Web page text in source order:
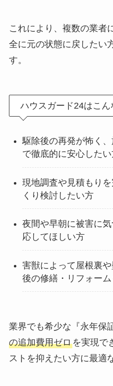
これにより、複数の業者
全に元の状態に戻したい
す。
ハウスガード24はこん
駆除後の再発が怖く、
で徹底的に安心した
現地調査や見積もり
くり検討したい方
夜間や早朝に被害に
応してほしい方
害獣によって屋根裏
後の修繕・リフォー
業界でも希少な『永年保
の追加費用ゼロを実現で
ストを抑えたい方に最適